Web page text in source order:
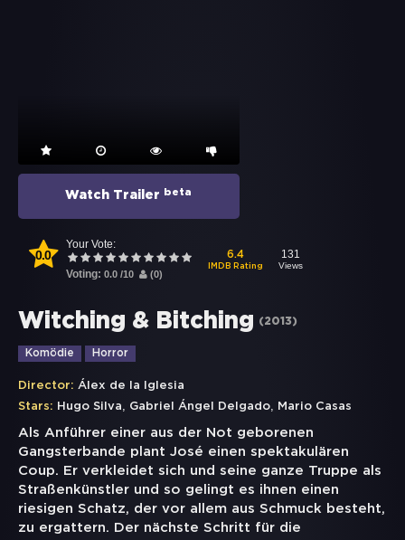
Watch Trailer beta
0.0
Your Vote:
Voting: 0.0 /10 (0)
6.4
IMDB Rating
131
Views
Witching & Bitching (2013)
Komödie Horror
Director: Álex de la Iglesia
Stars: Hugo Silva, Gabriel Ángel Delgado, Mario Casas
Als Anführer einer aus der Not geborenen
Gangsterbande plant José einen spektakulären
Coup. Er verkleidet sich und seine ganze Truppe als
Straßenkünstler und so gelingt es ihnen einen
riesigen Schatz, der vor allem aus Schmuck besteht,
zu ergattern. Der nächste Schritt für die